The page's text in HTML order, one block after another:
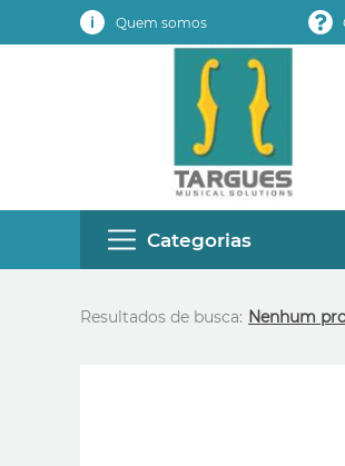
Quem somos
Categorias
Resultados de busca: Nenhum